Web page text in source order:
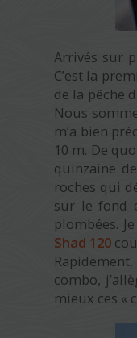
Arrivés sur
C’est la
de la pêche
Nous
m’a bien
10 m. De
quinzaine
roches qui
sur le fond
plombées.
Shad 120
combo,
mieux ces «